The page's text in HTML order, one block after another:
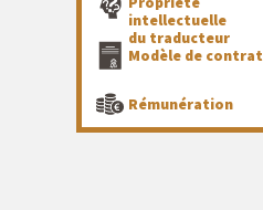
intellectuelle
du traducteur
Modèle de contrat
Rémunération